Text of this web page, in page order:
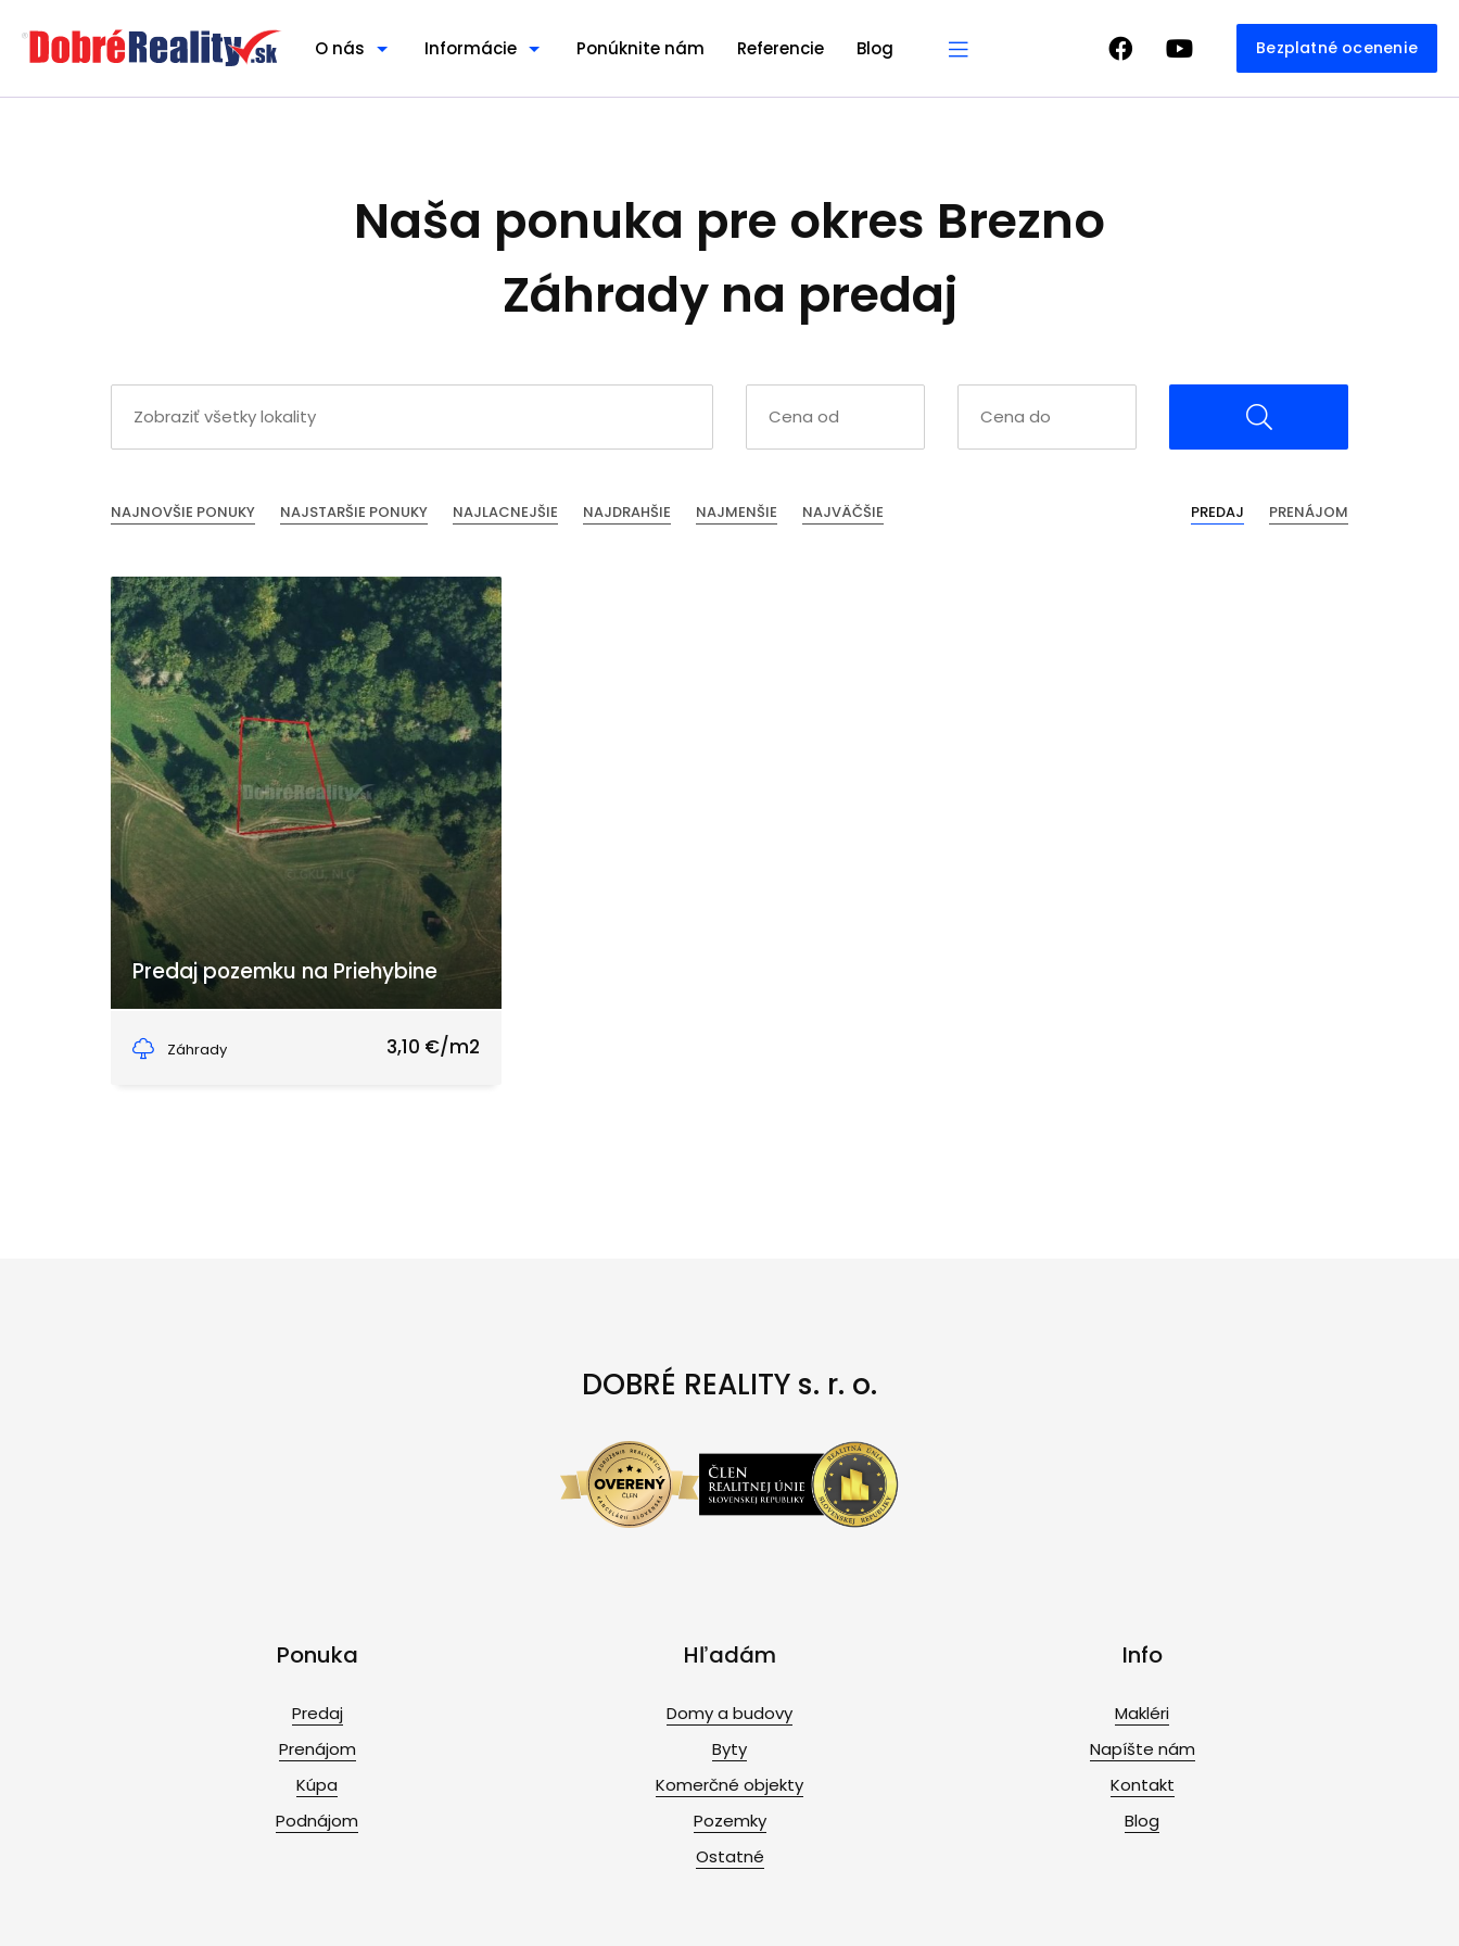
O nás Informácie Ponúknite nám Referencie Blog Bezplatné ocenenie
Naša ponuka pre okres Brezno
Záhrady na predaj
NAJNOVŠIE PONUKY NAJSTARŠIE PONUKY NAJLACNEJŠIE NAJDRAHŠIE NAJMENŠIE NAJVÄČŠIE PREDAJ PRENÁJOM
Predaj pozemku na Priehybine
Záhrady
3,10 €/m2
DOBRÉ REALITY s. r. o.
Ponuka
Predaj
Prenájom
Kúpa
Podnájom
Hľadám
Domy a budovy
Byty
Komerčné objekty
Pozemky
Ostatné
Info
Makléri
Napíšte nám
Kontakt
Blog